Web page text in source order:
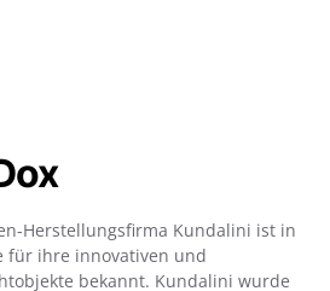
Herstellungsfirma Kundalini ist in
für ihre innovativen und
bekannt. Kundalini wurde